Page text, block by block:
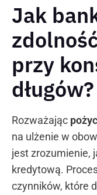
Jak
przy
długów?
Rozważając
na ulżenie w
jest zrozumienie,
kredytową.
czynników, które